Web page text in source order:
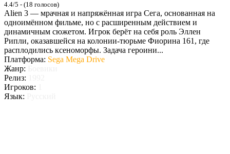
4.4/5 - (18 голосов)
Alien 3 — мрачная и напряжённая игра Сега, основанная на
одноимённом фильме, но с расширенным действием и
динамичным сюжетом. Игрок берёт на себя роль Эллен
Рипли, оказавшейся на колонии-тюрьме Фиорина 161, где
расплодились ксеноморфы. Задача героини...
Платформа: Sega Mega Drive
Жанр:
Релиз:
Игроков:
Язык: